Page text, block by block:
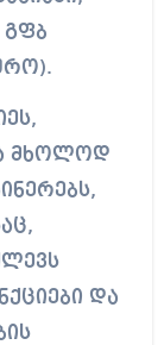
მხოლოდ
და